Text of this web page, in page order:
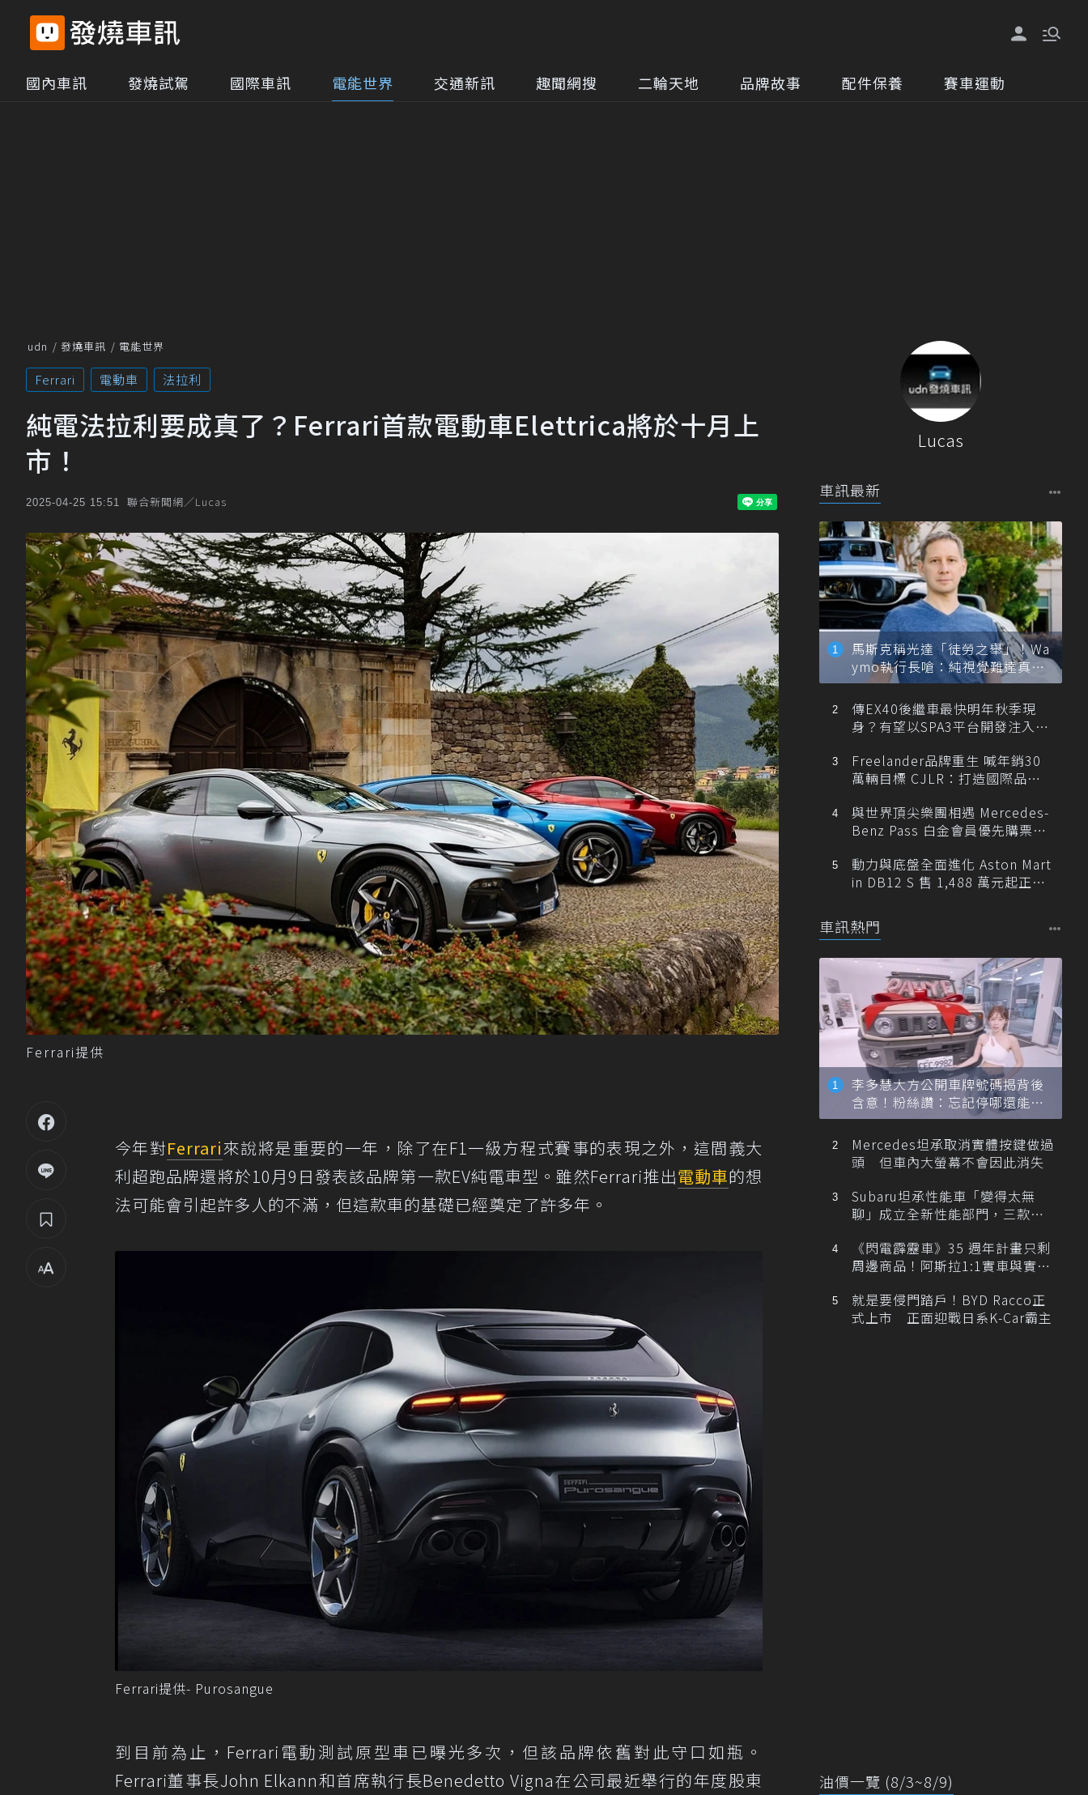
國內車訊 發燒試駕 國際車訊 電能世界 交通新訊 趣聞網搜 二輪天地 品牌故事 配件保養 賽車運動
udn 發燒車訊 電能世界
Ferrari 電動車 法拉利
純電法拉利要成真了？Ferrari首款電動車Elettrica將於十月上
市！
2025-04-25 15:51 聯合新聞網／Lucas
Ferrari提供
今年對Ferrari來說將是重要的一年，除了在F1一級方程式賽事的表現之外，這間義大
利超跑品牌還將於10月9日發表該品牌第一款EV純電車型。雖然Ferrari推出電動車的想
法可能會引起許多人的不滿，但這款車的基礎已經奠定了許多年。
Ferrari提供- Purosangue
到目前為止，Ferrari電動測試原型車已曝光多次，但該品牌依舊對此守口如瓶。
Ferrari董事長John Elkann和首席執行長Benedetto Vigna在公司最近舉行的年度股東
Lucas
車訊最新
馬斯克稱光達「徒勞之舉」！Wa
ymo執行長嗆：純視覺難達真正
自動駕駛
傳EX40後繼車最快明年秋季現
身？有望以SPA3平台開發注入80
Freelander品牌重生 喊年銷30
萬輛目標 CJLR：打造國際品牌
與世界頂尖樂團相遇 Mercedes-
Benz Pass 白金會員優先購票維
動力與底盤全面進化 Aston Mart
in DB12 S 售 1,488 萬元起正式
車訊熱門
李多慧大方公開車牌號碼揭背後
含意！粉絲讚：忘記停哪還能幫
忙找車
Mercedes坦承取消實體按鍵做過
頭 但車內大螢幕不會因此消失
Subaru坦承性能車「變得太無
聊」成立全新性能部門，三款手
《閃電霹靂車》35 週年計畫只剩
周邊商品！阿斯拉1:1實車與實體
就是要侵門踏戶！BYD Racco正
式上市 正面迎戰日系K-Car霸主
油價一覽 (8/3~8/9)